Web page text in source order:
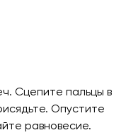
Сцепите пальцы в
Опустите
равновесие.